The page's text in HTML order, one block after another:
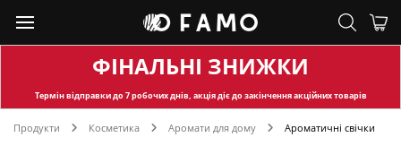
ФІНАЛЬНІ ЗНИЖКИ
Термін відправкидо 7 робочих днів, акція діє до закінчення акційних товарів
Продукти Косметика Аромати для дому Ароматичні свічки